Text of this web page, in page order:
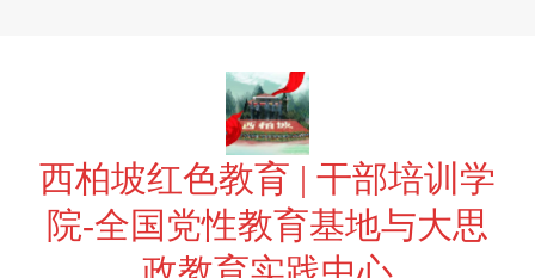
西柏坡红色教育 | 干部培训学
院-全国党性教育基地与大思